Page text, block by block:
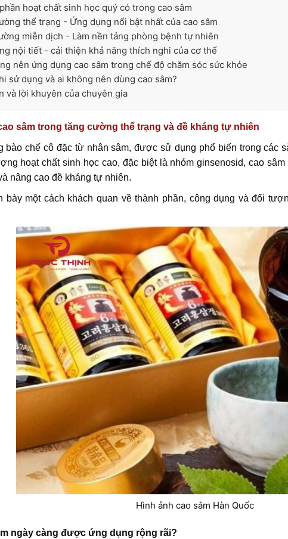
hoạt chất sinh học quý có trong cao sâm
thể trạng - Ứng dụng nổi bật nhất của cao sâm
miễn dịch - Làm nền tảng phòng bệnh tự nhiên
nội tiết - cải thiện khả năng thích nghi của cơ thể
nên ứng dụng cao sâm trong chế độ chăm sóc sức khỏe
sử dụng và ai không nên dùng cao sâm?
và lời khuyên của chuyên gia
sâm trong tăng cường thể trạng và đề kháng tự nhiên
bào chế cô đặc từ nhân sâm, được sử dụng phổ biến trong các
hoạt chất sinh học cao, đặc biệt là nhóm ginsenosid, cao
nâng cao đề kháng tự nhiên.
bày một cách khách quan về thành phần, công dụng và đối
Hình ảnh cao sâm Hàn Quốc
ngày càng được ứng dụng rộng rãi?